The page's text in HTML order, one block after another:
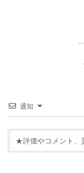
通知